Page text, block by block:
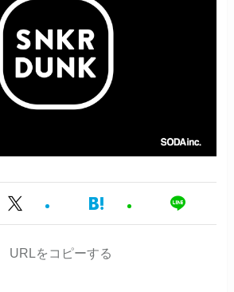
URLをコピーする